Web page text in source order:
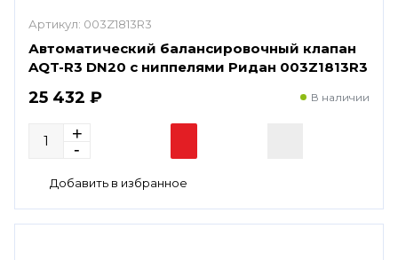
Артикул: 003Z1813R3
Автоматический балансировочный клапан
AQT-R3 DN20 с ниппелями Ридан 003Z1813R3
25 432 ₽ В наличии